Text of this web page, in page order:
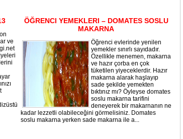
ve
ÖĞRENCI YEMEKLERI – DOMATES SOSLU
MAKARNA
Öğrenci evlerinde yenilen
yemekler sınırlı sayıdadır.
Özellikle menemen, makarna
ve hazır çorba en çok
tüketilen yiyeceklerdir. Hazır
makarna alarak haşlayıp
sade şekilde yemekten
bıktınız mı? Öyleyse domates
soslu makarna tarifini
deneyerek bir makarnanın ne
kadar lezzetli olabileceğini görmelisiniz. Domates
soslu makarna yerken sade makarna ile a...